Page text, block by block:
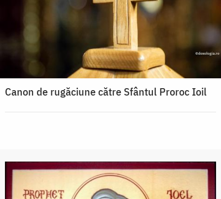
Canon de rugăciune către Sfântul Proroc Ioil